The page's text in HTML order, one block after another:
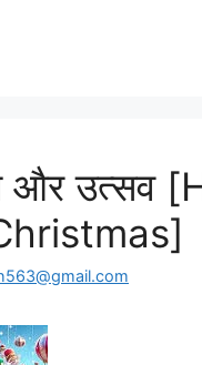
और उत्सव